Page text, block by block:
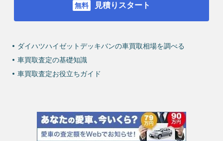
見積りスタート
ダイハツハイゼットデッキバンの車買取相場を調べる
車買取査定の基礎知識
車買取査定お役立ちガイド